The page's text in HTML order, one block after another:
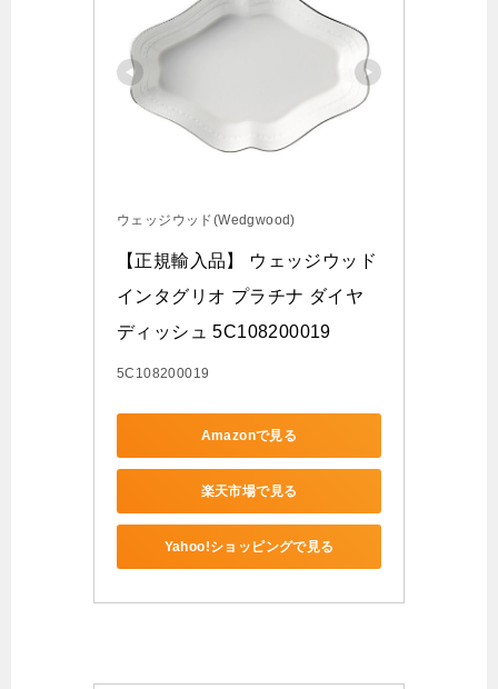
ウェッジウッド(Wedgwood)
【正規輸入品】 ウェッジウッド
インタグリオ プラチナ ダイヤ
ディッシュ 5C108200019
5C108200019
Amazonで見る
楽天市場で見る
Yahoo!ショッピングで見る